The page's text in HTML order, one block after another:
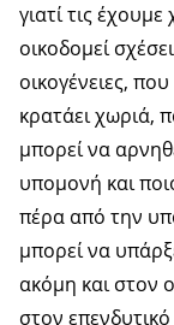
γιατί τις
οικοδομεί
οικογένειες,
κρατάει χωριά,
μπορεί να
υπομονή και
πέρα από την
μπορεί να
ακόμη και στον
στον